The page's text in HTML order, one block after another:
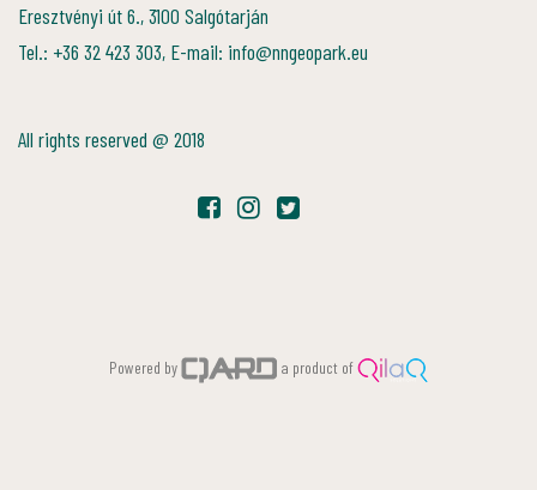
Eresztvényi út 6., 3100 Salgótarján
Tel.: +36 32 423 303, E-mail: info@nngeopark.eu
All rights reserved @ 2018
Powered by a product of